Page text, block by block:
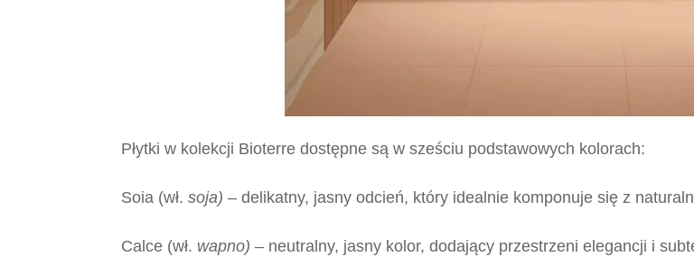
Płytki w kolekcji Bioterre dostępne są w sześciu podstawowych kolorach:
Soia (wł.soja) – delikatny, jasny odcień, który idealnie komponuje się z
Calce (wł. wapno) – neutralny, jasny kolor, dodający przestrzeni elegancji i